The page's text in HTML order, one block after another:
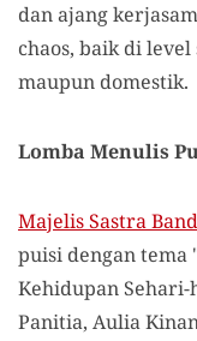
dan ajang
chaos, baik di
maupun domestik.
Lomba Menulis
Majelis Sastra
puisi dengan tema
Kehidupan
Panitia, Aulia